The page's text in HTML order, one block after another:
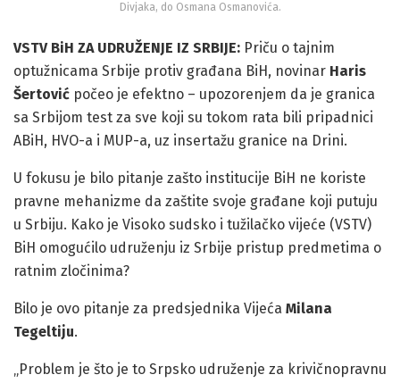
Divjaka, do Osmana Osmanovića.
VSTV BiH ZA UDRUŽENJE IZ SRBIJE: Priču o tajnim
optužnicama Srbije protiv građana BiH, novinar Haris
Šertović počeo je efektno – upozorenjem da je granica
sa Srbijom test za sve koji su tokom rata bili pripadnici
ABiH, HVO-a i MUP-a, uz insertažu granice na Drini.
U fokusu je bilo pitanje zašto institucije BiH ne koriste
pravne mehanizme da zaštite svoje građane koji putuju
u Srbiju. Kako je Visoko sudsko i tužilačko vijeće (VSTV)
BiH omogućilo udruženju iz Srbije pristup predmetima o
ratnim zločinima?
Bilo je ovo pitanje za predsjednika Vijeća Milana
Tegeltiju.
„Problem je što je to Srpsko udruženje za krivičnopravnu